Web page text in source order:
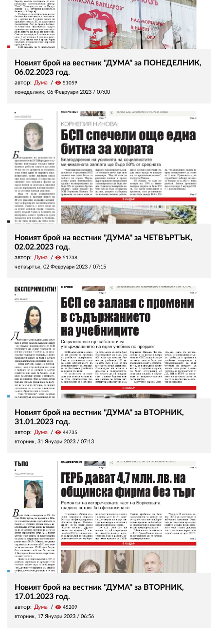
Новият брой на вестник "ДУМА" за ПОНЕДЕЛНИК,
06.02.2023 год.
автор: Дума visibility 51059
понеделник, 06 Февруари 2023 / 07:00
Новият брой на вестник "ДУМА" за ЧЕТВЪРТЪК,
02.02.2023 год.
автор: Дума visibility 51738
четвъртък, 02 Февруари 2023 / 07:15
Новият брой на вестник "ДУМА" за ВТОРНИК,
31.01.2023 год.
автор: Дума visibility 44735
вторник, 31 Януари 2023 / 07:13
Новият брой на вестник "ДУМА" за ВТОРНИК,
17.01.2023 год.
автор: Дума visibility 45209
вторник, 17 Януари 2023 / 06:56